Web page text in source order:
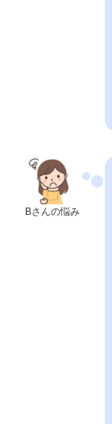
Bさんの悩み